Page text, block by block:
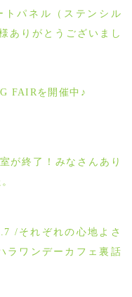
トパネル（ステンシル
ありがとうございまし
FAIRを開催中♪
が終了！みなさんあり
/それぞれの心地よさ
ラワンデーカフェ裏話